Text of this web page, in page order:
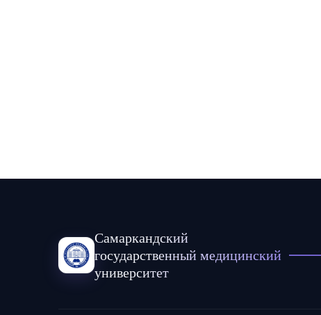
Самаркандский
государственный медицинский
университет